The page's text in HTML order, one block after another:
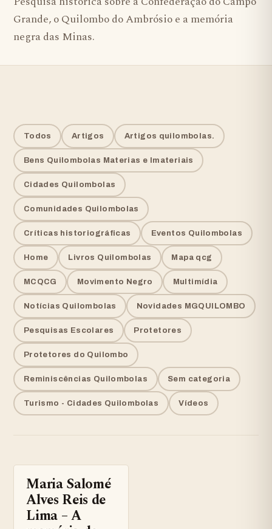
Grande, o Quilombo do Ambrósio e a memória
negra das Minas.
Todos Artigos Artigos quilombolas.
Bens Quilombolas Materias e Imateriais
Cidades Quilombolas
Comunidades Quilombolas
Críticas historiográficas Eventos Quilombolas
Home Livros Quilombolas Mapa qcg
MCQCG Movimento Negro Multimídia
Notícias Quilombolas Novidades MGQUILOMBO
Pesquisas Escolares Protetores
Protetores do Quilombo
Reminiscências Quilombolas Sem categoria
Turismo - Cidades Quilombolas Vídeos
ARTIGOS
Maria Salomé
Alves Reis de
Lima – A